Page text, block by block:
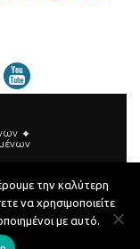
την καλύτερη
να χρησιμοποιείτε
με αυτό.